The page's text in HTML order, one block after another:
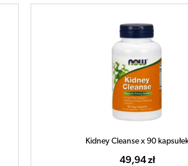
Kidney Cleanse x 90
49,94 zł